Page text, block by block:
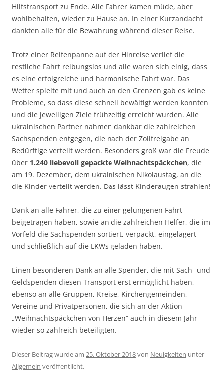
Hilfstransport zu Ende. Alle Fahrer kamen müde, aber
wohlbehalten, wieder zu Hause an. In einer Kurzandacht
dankten alle für die Bewahrung während dieser Reise.
Trotz einer Reifenpanne auf der Hinreise verlief die
restliche Fahrt reibungslos und alle waren sich einig, dass
es eine erfolgreiche und harmonische Fahrt war. Das
Wetter spielte mit und auch an den Grenzen gab es keine
Probleme, so dass diese schnell bewältigt werden konnten
und die jeweiligen Ziele frühzeitig erreicht wurden. Alle
ukrainischen Partner nahmen dankbar die zahlreichen
Sachspenden entgegen, die nach der Zollfreigabe an
Bedürftige verteilt werden. Besonders groß war die Freude
über 1.240 liebevoll gepackte Weihnachtspäckchen, die
am 19. Dezember, dem ukrainischen Nikolaustag, an die
die Kinder verteilt werden. Das lässt Kinderaugen strahlen!
Dank an alle Fahrer, die zu einer gelungenen Fahrt
beigetragen haben, sowie an die zahlreichen Helfer, die im
Vorfeld die Sachspenden sortiert, verpackt, eingelagert
und schließlich auf die LKWs geladen haben.
Einen besonderen Dank an alle Spender, die mit Sach- und
Geldspenden diesen Transport erst ermöglicht haben,
ebenso an alle Gruppen, Kreise, Kirchengemeinden,
Vereine und Privatpersonen, die sich an der Aktion
„Weihnachtspäckchen von Herzen“ auch in diesem Jahr
wieder so zahlreich beteiligten.
Dieser Beitrag wurde am 25. Oktober 2018von Neuigkeiten unter
Allgemein veröffentlicht.